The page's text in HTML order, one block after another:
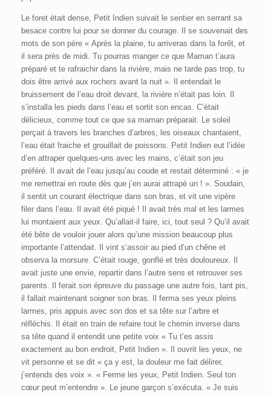
Le foret était dense, Petit Indien suivait le sentier en serrant sa
besace contre lui pour se donner du courage. Il se souvenait des
mots de son père « Après la plaine, tu arriveras dans la forêt, et
il sera près de midi. Tu pourras manger ce que Maman t’aura
préparé et te rafraichir dans la rivière, mais ne tarde pas trop, tu
dois être arrivé aux rochers avant la nuit ». Il entendait le
bruissement de l’eau droit devant, la rivière n’était pas loin. Il
s’installa les pieds dans l’eau et sortit son encas. C’était
délicieux, comme tout ce que sa maman préparait. Le soleil
perçait à travers les branches d’arbres, les oiseaux chantaient,
l’eau était fraiche et grouillait de poissons. Petit Indien eut l’idée
d’en attraper quelques-uns avec les mains, c’était son jeu
préféré. Il avait de l’eau jusqu’au coude et restait déterminé : « je
me remettrai en route dès que j’en aurai attrapé un ! ». Soudain,
il sentit un courant électrique dans son bras, et vit une vipère
filer dans l’eau. Il avait été piqué ! Il avait très mal et les larmes
lui montaient aux yeux. Qu’allait-il faire, ici, tout seul ? Qu’il avait
été bête de vouloir jouer alors qu’une mission beaucoup plus
importante l’attendait. Il vint s’assoir au pied d’un chêne et
observa la morsure. C’était rouge, gonflé et très douloureux. Il
avait juste une envie, repartir dans l’autre sens et retrouver ses
parents. Il ferait son épreuve du passage une autre fois, tant pis,
il fallait maintenant soigner son bras. Il ferma ses yeux pleins
larmes, pris appuis avec son dos et sa tête sur l’arbre et
réfléchis. Il était en train de refaire tout le chemin inverse dans
sa tête quand il entendit une petite voix « Tu t’es assis
exactement au bon endroit, Petit Indien ». Il ouvrit les yeux, ne
vit personne et se dit « ça y est, la douleur me fait délirer,
j’entends des voix ». « Ferme les yeux, Petit Indien. Seul ton
cœur peut m’entendre ». Le jeune garçon s’exécuta. « Je suis